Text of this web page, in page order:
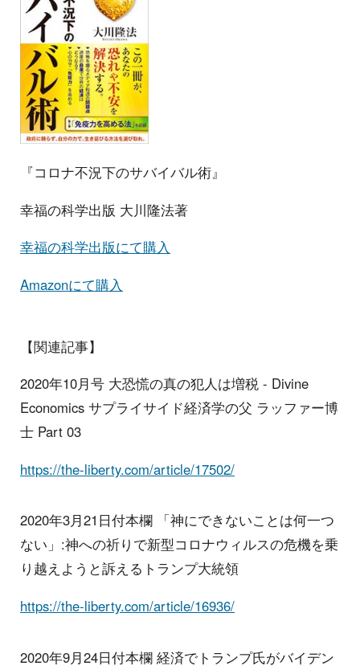
『コロナ不況下のサバイバル術』
幸福の科学出版 大川隆法著
幸福の科学出版にて購入
Amazonにて購入
【関連記事】
2020年10月号 大恐慌の真の犯人は増税 - Divine
Economics サプライサイド経済学の父 ラッファー博
士 Part 03
https://the-liberty.com/article/17502/
2020年3月21日付本欄 「神にできないことは何一つ
ない」:神への祈りで新型コロナウィルスの危機を乗
り越えようと訴えるトランプ大統領
https://the-liberty.com/article/16936/
2020年9月24日付本欄 経済でトランプ氏がバイデン